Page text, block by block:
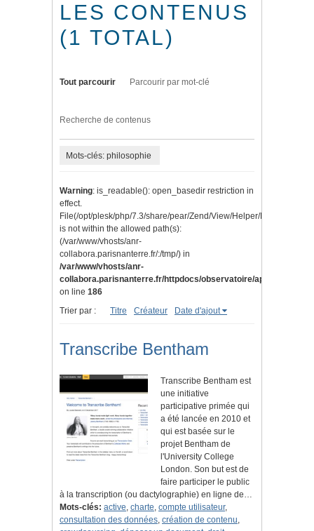
LES CONTENUS
(1 TOTAL)
Tout parcourir Parcourir par mot-clé
Recherche de contenus
Mots-clés: philosophie
Warning: is_readable(): open_basedir restriction in
effect.
File(/opt/plesk/php/7.3/share/pear/Zend/View/Helper/Navigation/
is not within the allowed path(s):
(/var/www/vhosts/anr-
collabora.parisnanterre.fr/:/tmp/) in
/var/www/vhosts/anr-
collabora.parisnanterre.fr/httpdocs/observatoire/application/
on line 186
Trier par :
Titre Créateur Date d'ajout
Transcribe Bentham
Transcribe Bentham est
une initiative
participative primée qui
a été lancée en 2010 et
qui est basée sur le
projet Bentham de
l'University College
London. Son but est de
faire participer le public
à la transcription (ou dactylographie) en ligne de…
Mots-clés: active, charte, compte utilisateur,
consultation des données, création de contenu,